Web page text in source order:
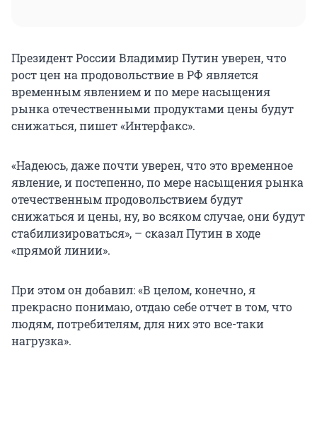
Президент России Владимир Путин уверен, что
рост цен на продовольствие в РФ является
временным явлением и по мере насыщения
рынка отечественными продуктами цены будут
снижаться, пишет «Интерфакс».
«Надеюсь, даже почти уверен, что это временное
явление, и постепенно, по мере насыщения рынка
отечественным продовольствием будут
снижаться и цены, ну, во всяком случае, они будут
стабилизироваться», – сказал Путин в ходе
«прямой линии».
При этом он добавил: «В целом, конечно, я
прекрасно понимаю, отдаю себе отчет в том, что
людям, потребителям, для них это все-таки
нагрузка».